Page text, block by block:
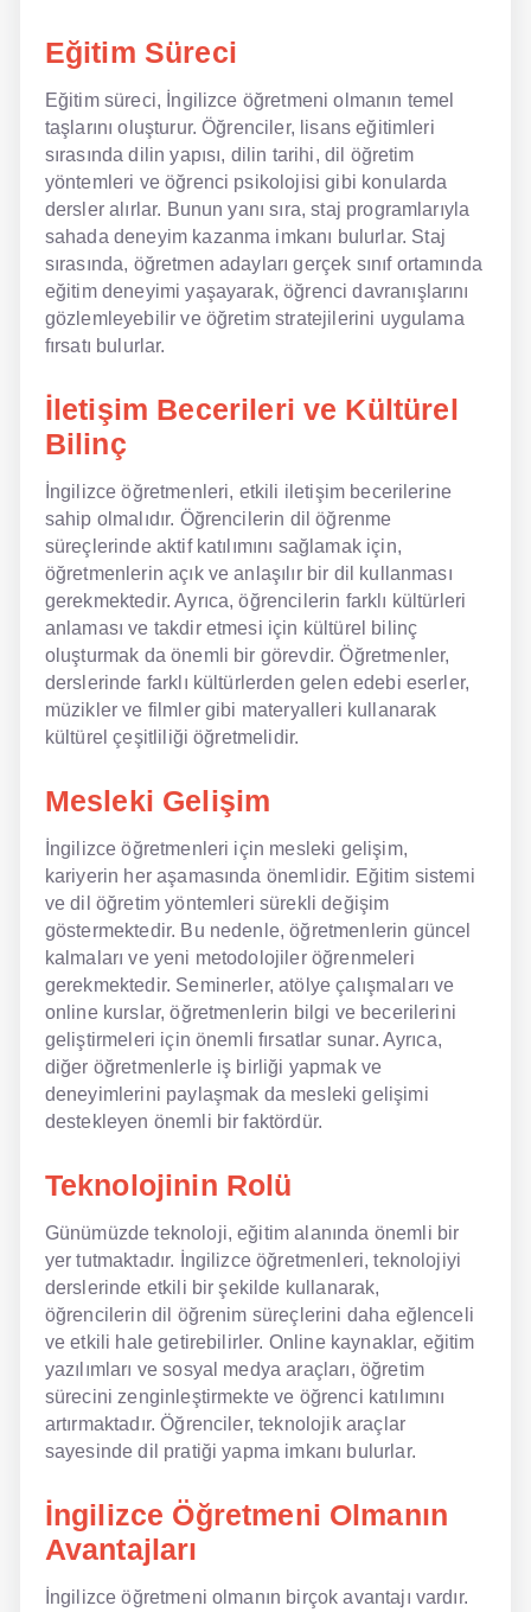
Eğitim Süreci
Eğitim süreci, İngilizce öğretmeni olmanın temel
taşlarını oluşturur. Öğrenciler, lisans eğitimleri
sırasında dilin yapısı, dilin tarihi, dil öğretim
yöntemleri ve öğrenci psikolojisi gibi konularda
dersler alırlar. Bunun yanı sıra, staj programlarıyla
sahada deneyim kazanma imkanı bulurlar. Staj
sırasında, öğretmen adayları gerçek sınıf ortamında
eğitim deneyimi yaşayarak, öğrenci davranışlarını
gözlemleyebilir ve öğretim stratejilerini uygulama
fırsatı bulurlar.
İletişim Becerileri ve Kültürel
Bilinç
İngilizce öğretmenleri, etkili iletişim becerilerine
sahip olmalıdır. Öğrencilerin dil öğrenme
süreçlerinde aktif katılımını sağlamak için,
öğretmenlerin açık ve anlaşılır bir dil kullanması
gerekmektedir. Ayrıca, öğrencilerin farklı kültürleri
anlaması ve takdir etmesi için kültürel bilinç
oluşturmak da önemli bir görevdir. Öğretmenler,
derslerinde farklı kültürlerden gelen edebi eserler,
müzikler ve filmler gibi materyalleri kullanarak
kültürel çeşitliliği öğretmelidir.
Mesleki Gelişim
İngilizce öğretmenleri için mesleki gelişim,
kariyerin her aşamasında önemlidir. Eğitim sistemi
ve dil öğretim yöntemleri sürekli değişim
göstermektedir. Bu nedenle, öğretmenlerin güncel
kalmaları ve yeni metodolojiler öğrenmeleri
gerekmektedir. Seminerler, atölye çalışmaları ve
online kurslar, öğretmenlerin bilgi ve becerilerini
geliştirmeleri için önemli fırsatlar sunar. Ayrıca,
diğer öğretmenlerle iş birliği yapmak ve
deneyimlerini paylaşmak da mesleki gelişimi
destekleyen önemli bir faktördür.
Teknolojinin Rolü
Günümüzde teknoloji, eğitim alanında önemli bir
yer tutmaktadır. İngilizce öğretmenleri, teknolojiyi
derslerinde etkili bir şekilde kullanarak,
öğrencilerin dil öğrenim süreçlerini daha eğlenceli
ve etkili hale getirebilirler. Online kaynaklar, eğitim
yazılımları ve sosyal medya araçları, öğretim
sürecini zenginleştirmekte ve öğrenci katılımını
artırmaktadır. Öğrenciler, teknolojik araçlar
sayesinde dil pratiği yapma imkanı bulurlar.
İngilizce Öğretmeni Olmanın
Avantajları
İngilizce öğretmeni olmanın birçok avantajı vardır.